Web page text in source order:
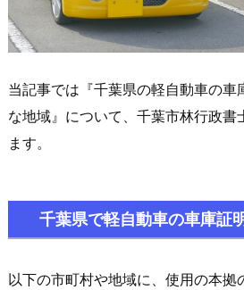
当記事では『千葉県の軽自動車の車
な地域』について、千葉市林行政書
ます。
千葉県で軽自動車の車庫証
以下の市町村や地域に、使用の本拠